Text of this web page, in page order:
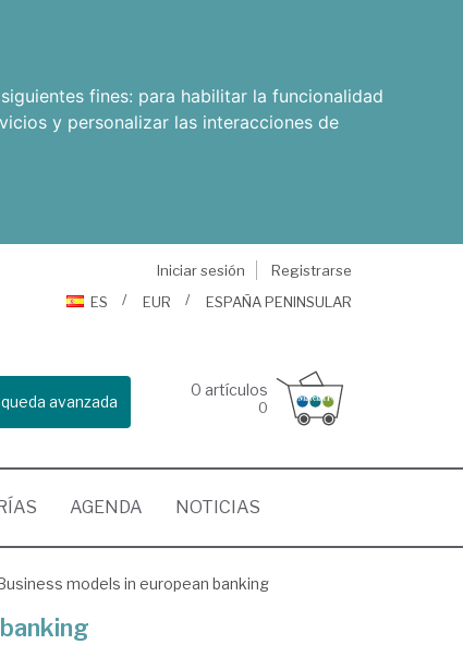
fines: para habilitar la funcionalidad
y personalizar las interacciones de
Iniciar sesión
Registrarse
ES
EUR ESPAÑA PENINSULAR
avanzada
0 artículos
0
AGENDA NOTICIAS
models in european banking